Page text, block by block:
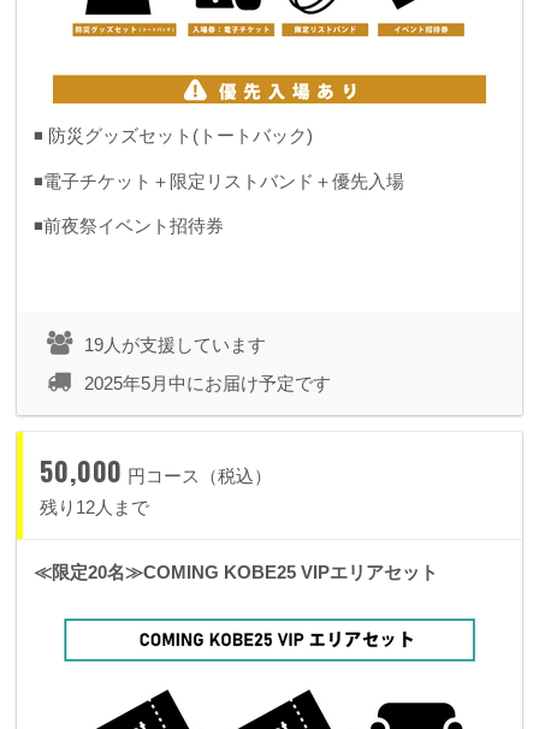
◾️ 防災グッズセット(トートバック)
◾️電子チケット＋限定リストバンド＋優先入場
◾️前夜祭イベント招待券
19人が支援しています
2025年5月中にお届け予定です
50,000 円コース（税込）
残り12人まで
≪限定20名≫COMING KOBE25 VIPエリアセット